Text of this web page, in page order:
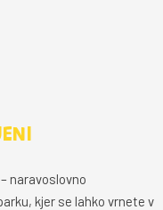
naravoslovno
kjer se lahko vrnete v